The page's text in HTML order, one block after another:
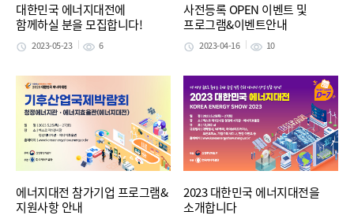
대한민국 에너지대전에
함께하실 분을 모집합니다!
2023-05-23 6
사전등록 OPEN 이벤트 및
프로그램&이벤트안내
2023-04-16 10
에너지대전 참가기업 프로그램&
지원사항 안내
2023 대한민국 에너지대전을
소개합니다